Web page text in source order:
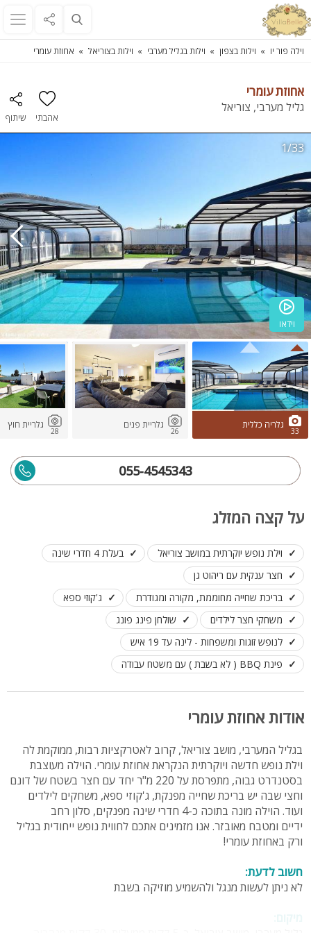
וילה פור יו וילות בצפון וילות בגליל מערבי וילות בצוריאל אחוזת עומרי
אחוזת עומרי
גליל מערבי, צוריאל
אהבתי שיתוף
וידאו
1/33
33
גלריה כללית
26
גלריית פנים
28
גלריית חוץ
055-4545343
על קצה המזלג
וילת נופש יוקרתית במושב צוריאל
בעלת 4 חדרי שינה
חצר ענקית עם ריהוט גן
בריכת שחייה מחוממת, מקורה ומגודרת
ג'קוזי ספא
משחקי חצר לילדים
שולחן פינג פונג
לנופש זוגות ומשפחות - לינה עד 19 איש
פינת BBQ ( לא בשבת ) עם משטח עבודה
אודות אחוזת עומרי
בגליל המערבי, מושב צוריאל, קרוב לאטרקציות רבות, ממוקמת לה
וילת נופש חדשה ויוקרתית הנקראת אחוזת עומרי. הוילה מעוצבת
בסטנדרט גבוה, מתפרסת על 220 מ"ר יחד עם חצר בשטח של דונם
וחצי שבה יש בריכת שחייה מפנקת, ג'קוזי ספא, משחקים לילדים
ועוד. הוילה מונה בתוכה כ-4 חדרי שינה מפנקים, סלון רחב
ידיים ומטבח מאובזר. אנו מזמינים אתכם לחווית נופש ייחודית בגליל
ורק באחוזת עומרי!
חשוב לדעת:
לא ניתן לעשות מנגל ולהשמיע מוזיקה בשבת